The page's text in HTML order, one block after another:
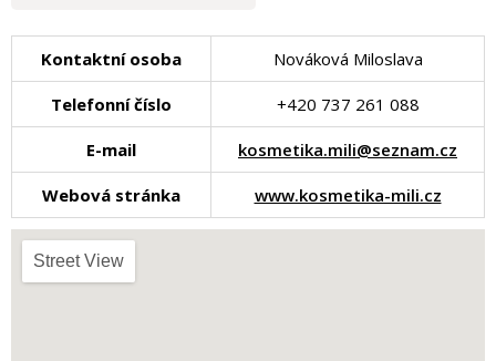
Kontaktní osoba Nováková Miloslava
Telefonní číslo +420 737 261 088
E-mail kosmetika.mili@seznam.cz
Webová stránka www.kosmetika-mili.cz
Street View